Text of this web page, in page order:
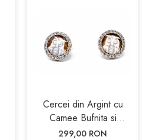
Cercei din Argint cu
Camee Bufnita si
Zirconiu
299,00 RON